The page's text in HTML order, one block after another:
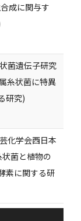
成に関与す
菌遺伝子研究
糸状菌に特異
研究)
化学会西日本
菌と植物の
素に関する研